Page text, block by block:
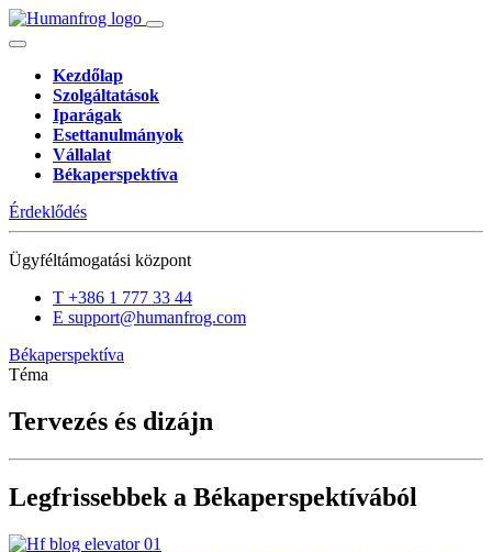
Kezdőlap
Szolgáltatások
Iparágak
Esettanulmányok
Vállalat
Békaperspektíva
Érdeklődés
Ügyféltámogatási központ
T +386 1 777 33 44
E support@humanfrog.com
Békaperspektíva
Téma
Tervezés és dizájn
Legfrissebbek a Békaperspektívából